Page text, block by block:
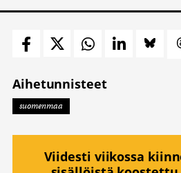
Aihetunnisteet
suomenmaa
Viidesti viikossa